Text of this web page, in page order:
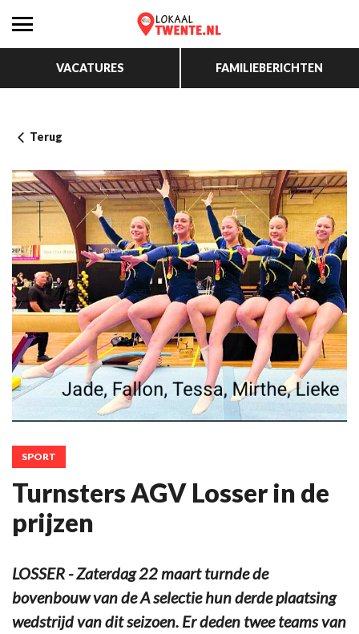
VACATURES FAMILIEBERICHTEN
Terug
SPORT
Turnsters AGV Losser in de
prijzen
LOSSER - Zaterdag 22 maart turnde de
bovenbouw van de A selectie hun derde plaatsing
wedstrijd van dit seizoen. Er deden twee teams van